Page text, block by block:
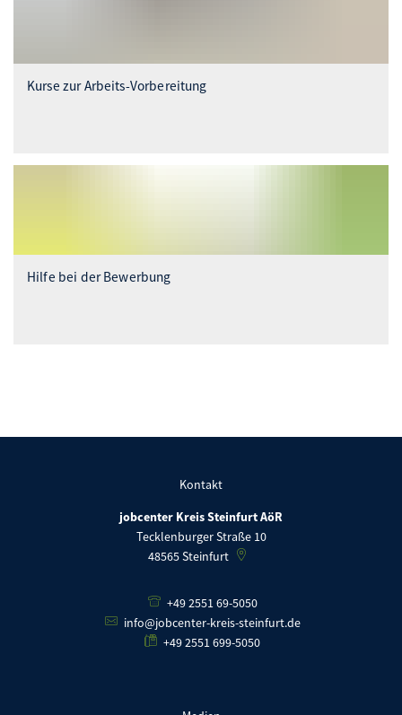
Kurse zur Arbeits-Vorbereitung
Hilfe bei der Bewerbung
Kontakt
jobcenter Kreis Steinfurt AöR
Tecklenburger Straße 10
48565Steinfurt
+49 2551 69-5050
info@jobcenter-kreis-steinfurt.de
+49 2551 699-5050